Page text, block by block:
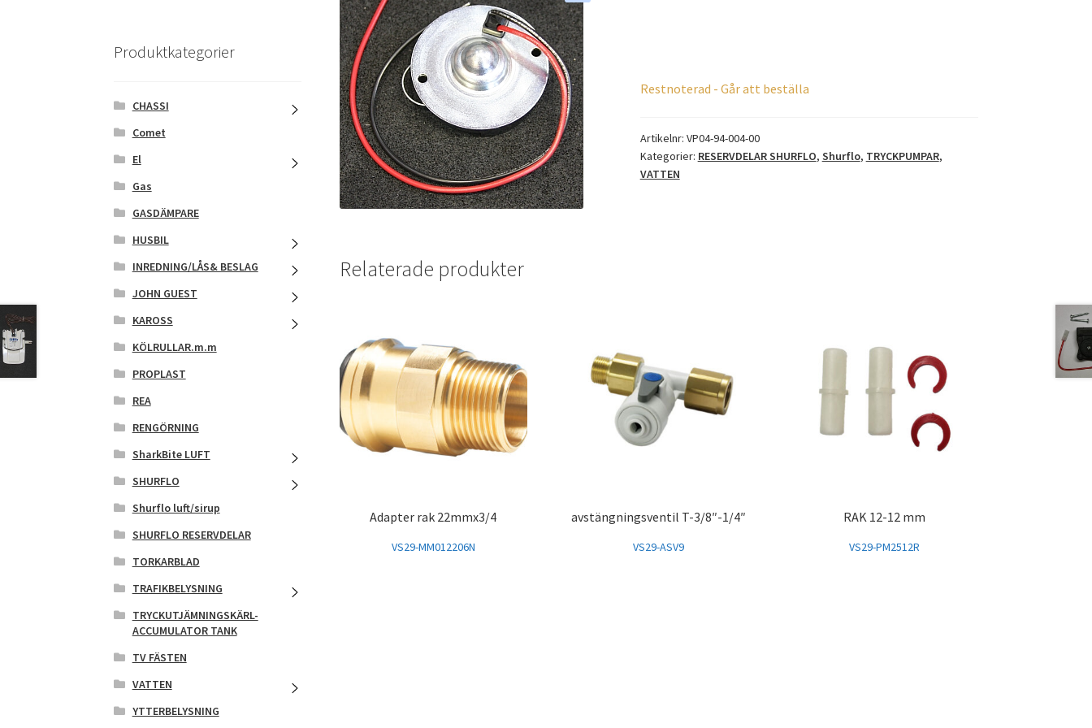
Restnoterad - Går att beställa
Artikelnr: VP04-94-004-00
Kategorier: RESERVDELAR SHURFLO, Shurflo, TRYCKPUMPAR,
VATTEN
Relaterade produkter
Adapter rak 22mmx3/4
VS29-MM012206N
avstängningsventil T-3/8″-1/4″
VS29-ASV9
RAK 12-12 mm
VS29-PM2512R
Produktkategorier
CHASSI
Comet
El
Gas
GASDÄMPARE
HUSBIL
INREDNING/LÅS& BESLAG
JOHN GUEST
KAROSS
KÖLRULLAR.m.m
PROPLAST
REA
RENGÖRNING
SharkBite LUFT
SHURFLO
Shurflo luft/sirup
SHURFLO RESERVDELAR
TORKARBLAD
TRAFIKBELYSNING
TRYCKUTJÄMNINGSKÄRL-
ACCUMULATOR TANK
TV FÄSTEN
VATTEN
YTTERBELYSNING